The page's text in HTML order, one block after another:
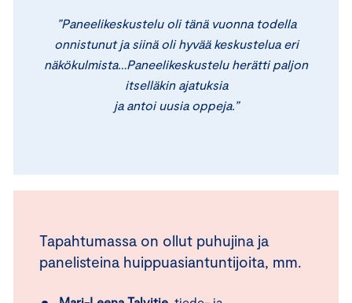
”Paneelikeskustelu oli tänä vuonna todella
onnistunut ja siinä oli hyvää keskustelua eri
näkökulmista…Paneelikeskustelu herätti paljon
itselläkin ajatuksia
ja antoi uusia oppeja.”
Tapahtumassa on ollut puhujina ja
panelisteina huippuasiantuntijoita, mm.